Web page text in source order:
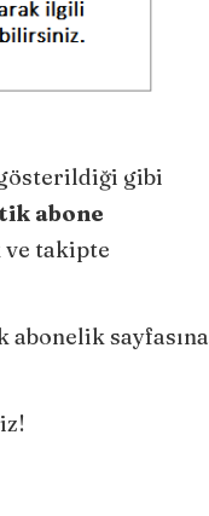
gösterildiği gibi
abone
ve takipte
abonelik sayfasına